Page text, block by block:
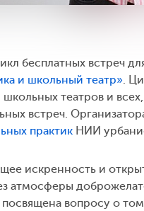
бесплатных встреч
и школьный театр» .
театров и
встреч.
практик НИИ
искренность и
атмосферы
вопросу о